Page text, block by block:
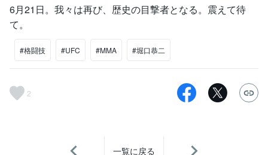
6月21日。我々は再び、歴史の目撃者となる。震えて待
て。
#格闘技 #UFC #MMA #堀口恭二
2
一覧に戻る